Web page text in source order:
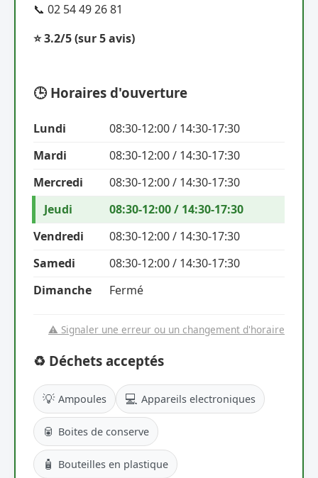
📞 02 54 49 26 81
⭐ 3.2/5(sur 5 avis)
🕒 Horaires d'ouverture
Lundi
08:30-12:00 / 14:30-17:30
Mardi
08:30-12:00 / 14:30-17:30
Mercredi
08:30-12:00 / 14:30-17:30
Jeudi
08:30-12:00 / 14:30-17:30
Vendredi
08:30-12:00 / 14:30-17:30
Samedi
08:30-12:00 / 14:30-17:30
Dimanche
Fermé
⚠️ Signaler une erreur ou un changement d'horaire
♻️ Déchets acceptés
💡 Ampoules 💻 Appareils electroniques
🥫 Boites de conserve
🧴 Bouteilles en plastique